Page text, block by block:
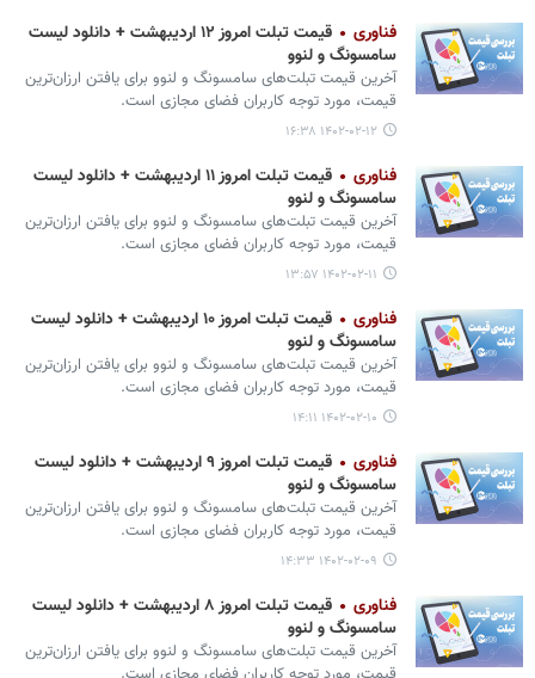
فناوری
قیمت تبلت امروز ۱۲ اردیبهشت + دانلود لیست
سامسونگ و لنوو
آخرین قیمت تبلت‌های سامسونگ و لنوو برای یافتن ارزان‌ترین
قیمت، مورد توجه کاربران فضای مجازی است.
۱۴۰۲-۰۲-۱۲ ۱۶:۳۸
فناوری
قیمت تبلت امروز ۱۱ اردیبهشت + دانلود لیست
سامسونگ و لنوو
آخرین قیمت تبلت‌های سامسونگ و لنوو برای یافتن ارزان‌ترین
قیمت، مورد توجه کاربران فضای مجازی است.
۱۴۰۲-۰۲-۱۱ ۱۳:۵۷
فناوری
قیمت تبلت امروز ۱۰ اردیبهشت + دانلود لیست
سامسونگ و لنوو
آخرین قیمت تبلت‌های سامسونگ و لنوو برای یافتن ارزان‌ترین
قیمت، مورد توجه کاربران فضای مجازی است.
۱۴۰۲-۰۲-۱۰ ۱۴:۱۱
فناوری
قیمت تبلت امروز ۹ اردیبهشت + دانلود لیست
سامسونگ و لنوو
آخرین قیمت تبلت‌های سامسونگ و لنوو برای یافتن ارزان‌ترین
قیمت، مورد توجه کاربران فضای مجازی است.
۱۴۰۲-۰۲-۰۹ ۱۴:۳۳
فناوری
قیمت تبلت امروز ۸ اردیبهشت + دانلود لیست
سامسونگ و لنوو
آخرین قیمت تبلت‌های سامسونگ و لنوو برای یافتن ارزان‌ترین